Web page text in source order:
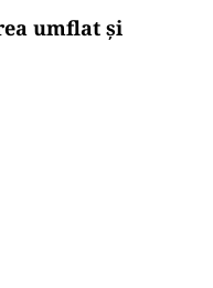
umflat și